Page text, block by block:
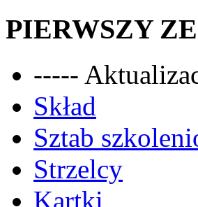
PIERWSZY
-----
Skład
Sztab
Strzelcy
Kartki